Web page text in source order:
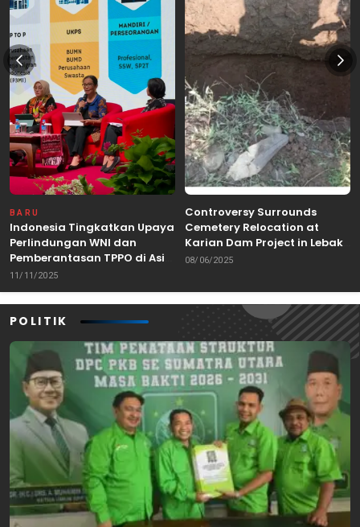
BARU
Indonesia Tingkatkan Upaya
Perlindungan WNI dan
Pemberantasan TPPO di Asia
Tenggara
11/11/2025
Controversy Surrounds
Cemetery Relocation at
Karian Dam Project in Lebak,
Banten
08/06/2025
POLITIK